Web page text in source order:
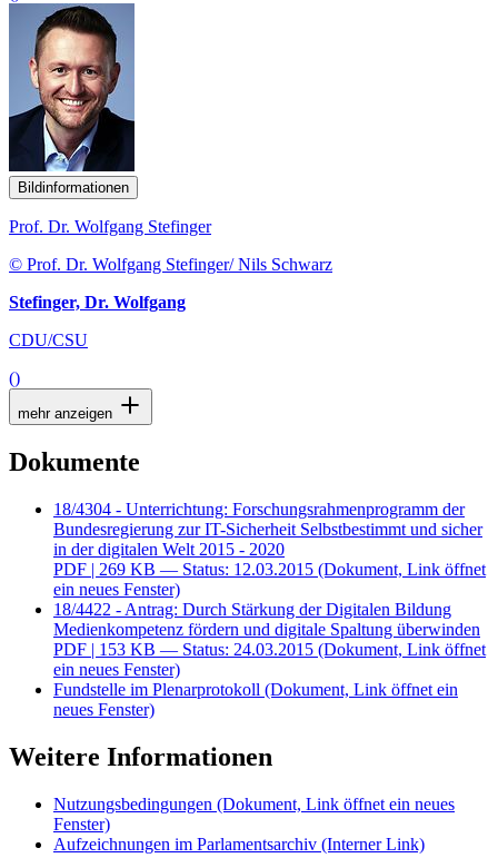
Bildinformationen
Prof. Dr. Wolfgang Stefinger
© Prof. Dr. Wolfgang Stefinger/ Nils Schwarz
Stefinger, Dr. Wolfgang
CDU/CSU
()
mehr anzeigen
Dokumente
18/4304 - Unterrichtung: Forschungsrahmenprogramm der
Bundesregierung zur IT-Sicherheit Selbstbestimmt und sicher
in der digitalen Welt 2015 - 2020
PDF | 269 KB — Status: 12.03.2015 (Dokument, Link öffnet
ein neues Fenster)
18/4422 - Antrag: Durch Stärkung der Digitalen Bildung
Medienkompetenz fördern und digitale Spaltung überwinden
PDF | 153 KB — Status: 24.03.2015 (Dokument, Link öffnet
ein neues Fenster)
Fundstelle im Plenarprotokoll (Dokument, Link öffnet ein
neues Fenster)
Weitere Informationen
Nutzungsbedingungen (Dokument, Link öffnet ein neues
Fenster)
Aufzeichnungen im Parlamentsarchiv (Interner Link)